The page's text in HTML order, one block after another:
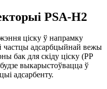
PSA-H2
ціску ў напрамку
частцы адсарбцыйнай вежы
бак для скіду ціску (PP
выкарыстоўвацца ў
адсарбенту.